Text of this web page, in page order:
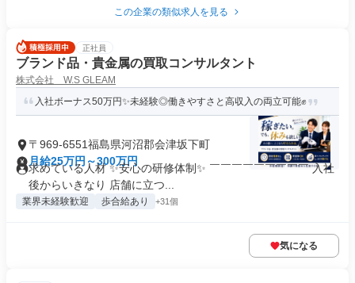
この企業の類似求人を見る
正社員
ブランド品・貴金属の買取コンサルタント
株式会社 W.S GLEAM
入社ボーナス50万円✨未経験◎働きやすさと高収入の両立可能✊
〒969-6551福島県河沼郡会津坂下町
月給25万円～300万円
求めている人材 ✨安心の研修体制✨ ￣￣￣￣￣￣￣￣￣ 入社
後からいきなり 店舗に立つ...
業界未経験歓迎 歩合給あり +31個
気になる